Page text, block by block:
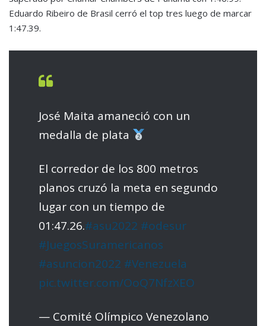
Eduardo Ribeiro de Brasil cerró el top tres luego de marcar
1:47.39.
José Maita amaneció con un
medalla de plata
El corredor de los 800 metros
planos cruzó la meta en segundo
lugar con un tiempo de
01:47.26.#asu2022 #odesur
#JuegosSuramericanos
#asuncion2022 #Venezuela
pic.twitter.com/OoQ7NfzXEO
— Comité Olímpico Venezolano